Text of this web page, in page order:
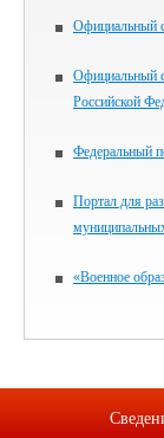
Официальный
Официальный
Российской
Федеральный
Портал для
«Военное